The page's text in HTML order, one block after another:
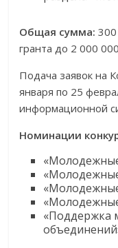
Общая сумма:
гранта до 2 000
Подача заявок на
января по 25
информационной
Номинации
«Поддержка